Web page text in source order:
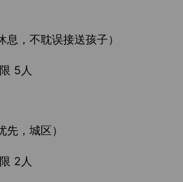
，不耽误接送孩子）
5人
，城区）
2人